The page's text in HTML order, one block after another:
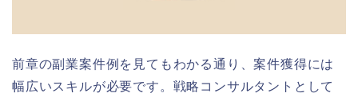
前章の副業案件例を見てもわかる通り、案件獲得には
幅広いスキルが必要です。戦略コンサルタントとして